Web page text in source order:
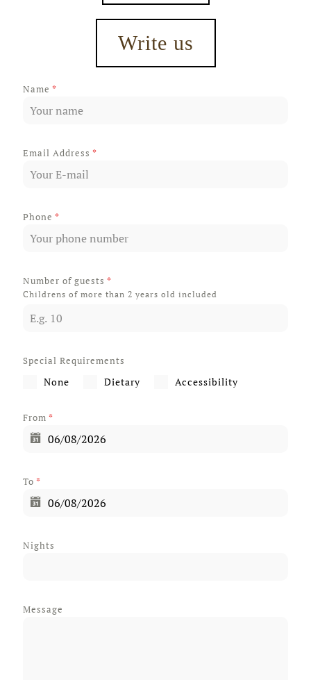
Write us
Name *
Email Address *
Phone *
Number of guests *
Childrens of more than 2 years old included
Special Requirements
None Dietary Accessibility
From *
To *
Nights
Message